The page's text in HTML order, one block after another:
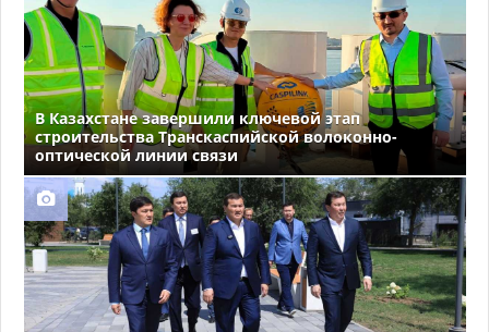
В Казахстане завершили ключевой этап
строительства Транскаспийской волоконно-
оптической линии связи